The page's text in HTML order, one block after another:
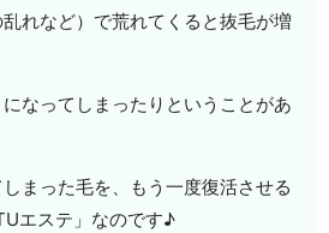
れなど）で荒れてくると抜毛が増
なってしまったりということがあ
まった毛を、もう一度復活させる
エステ」なのです♪